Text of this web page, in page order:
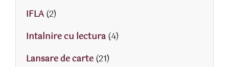
IFLA(2)
Intalnire cu lectura(4)
Lansare de carte(21)